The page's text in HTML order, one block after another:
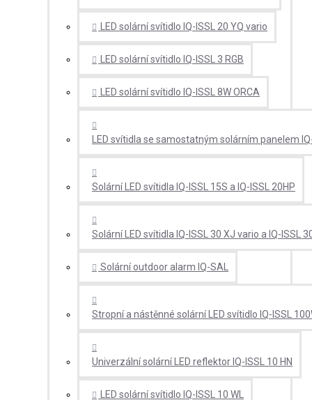
LED solární svítidlo IQ-ISSL 20 YQ vario
LED solární svítidlo IQ-ISSL 3 RGB
LED solární svítidlo IQ-ISSL 8W ORCA
LED svítidla se samostatným solárním panelem
Solární LED svítidla IQ-ISSL 15S a IQ-ISSL 20HP
Solární LED svítidla IQ-ISSL 30 XJ vario a IQ-ISSL
Solární outdoor alarm IQ-SAL
Stropní a nástěnné solární LED svítidlo IQ-ISSL
Univerzální solární LED reflektor IQ-ISSL 10 HN
LED solární svítidlo IQ-ISSL 10 WL